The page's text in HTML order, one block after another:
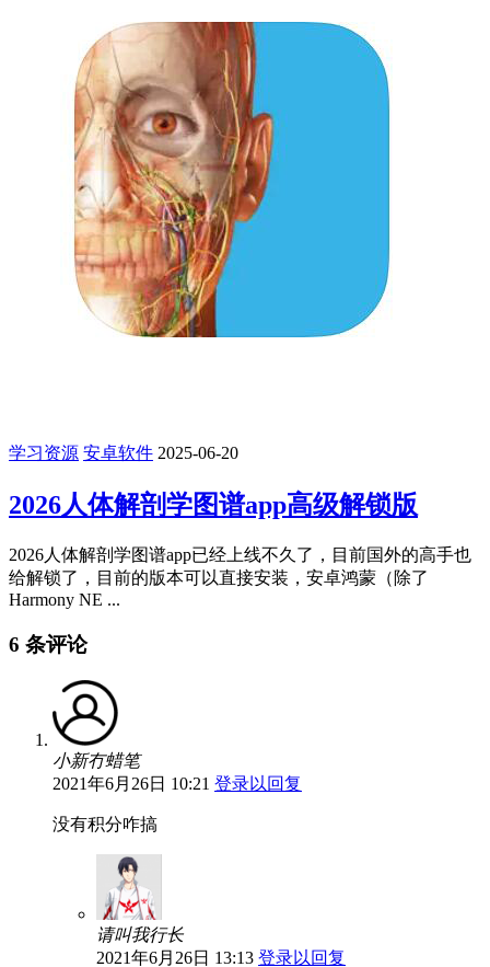
学习资源 安卓软件 2025-06-20
2026人体解剖学图谱app高级解锁版
2026人体解剖学图谱app已经上线不久了，目前国外的高手也
给解锁了，目前的版本可以直接安装，安卓鸿蒙（除了
Harmony NE ...
6 条评论
小新冇蜡笔
2021年6月26日 10:21 登录以回复
没有积分咋搞
请叫我行长
2021年6月26日 13:13 登录以回复